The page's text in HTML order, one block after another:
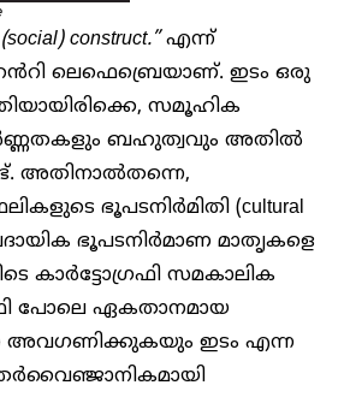
construct.”എന്ന്
ലെഫെബ്രെയാണ്. ഇടം ഒരു
സമൂഹിക
ബഹുത്വവും അതിൽ
അതിനാൽതന്നെ,
ഭൂപടനിർമിതി (cultural
ഭൂപടനിർമാണ മാതൃകളെ
കാർട്ടോഗ്രഫി സമകാലിക
പോലെ ഏകതാനമായ
അവഗണിക്കുകയും ഇടം എന്ന